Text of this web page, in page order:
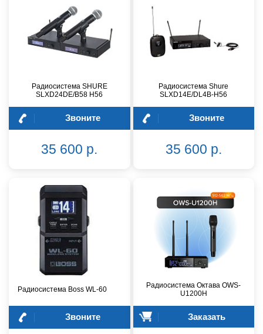
Радиосистема SHURE
SLXD24DE/B58 H56
Звоните
35 600 р.
Радиосистема Shure
SLXD14E/DL4B-H56
Звоните
35 600 р.
Радиосистема Boss WL-60
Звоните
Радиосистема Октава OWS-
U1200H
Заказать